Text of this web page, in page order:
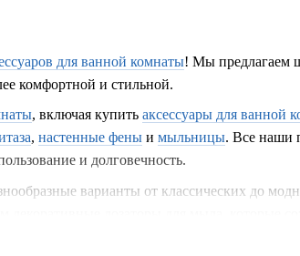
для ванной комнаты! Мы предлагаем
комфортной и стильной.
, включая купить аксессуары для ванной
, настенные фены и мыльницы. Все наши
и долговечность.
варианты от классических до